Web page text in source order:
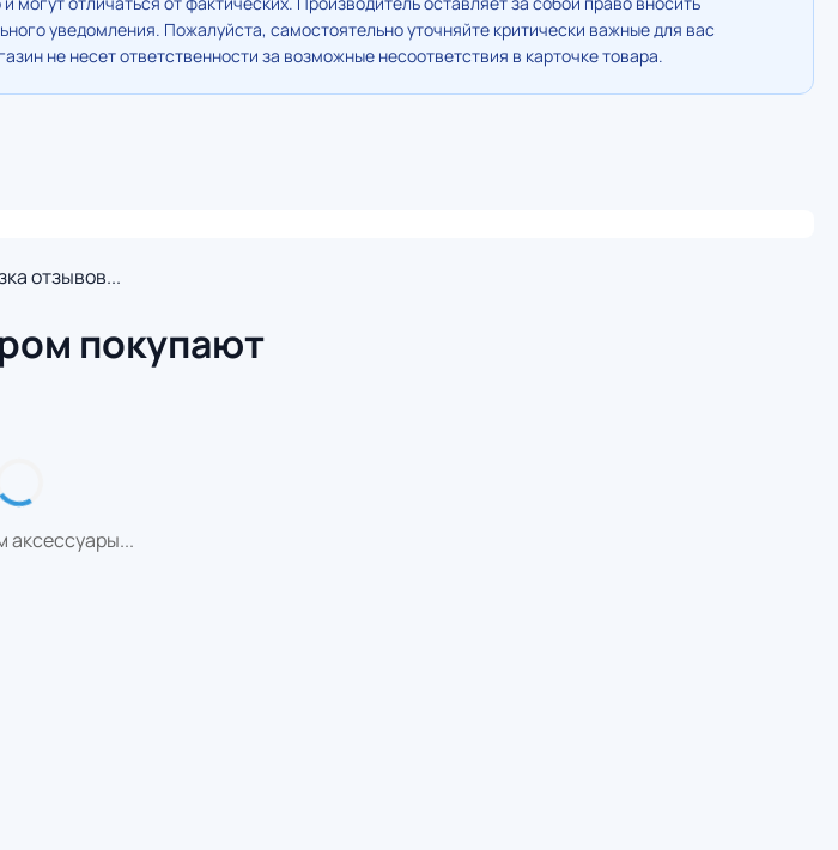
уведомления. Пожалуйста, самостоятельно уточняйте критически важные для вас
не несет ответственности за возможные несоответствия в карточке товара.
отзывов...
покупают
аксессуары...